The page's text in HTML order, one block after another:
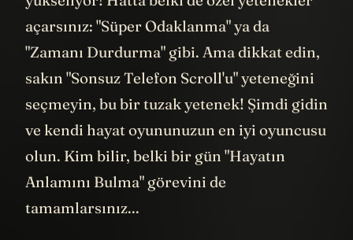
açarsınız: "Süper Odaklanma" ya da
"Zamanı Durdurma" gibi. Ama dikkat edin,
sakın "Sonsuz Telefon Scroll'u" yeteneğini
seçmeyin, bu bir tuzak yetenek! Şimdi gidin
ve kendi hayat oyununuzun en iyi oyuncusu
olun. Kim bilir, belki bir gün "Hayatın
Anlamını Bulma" görevini de
tamamlarsınız...